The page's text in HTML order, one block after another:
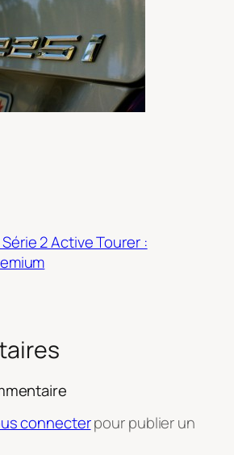
2 Active Tourer :
connecterpour publier un